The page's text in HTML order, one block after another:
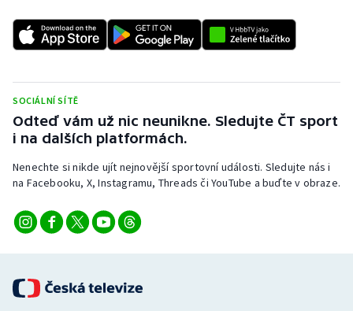
Sportovní střelba
Triatlon
Veslování
Vodní slalom
Volejbal
SOCIÁLNÍ SÍTĚ
Odteď vám už nic neunikne. Sledujte ČT sport
i na dalších platformách.
Nenechte si nikde ujít nejnovější sportovní události. Sledujte nás i
na Facebooku, X, Instagramu, Threads či YouTube a buďte v obraze.